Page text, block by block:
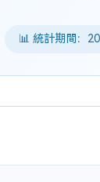
📊 統計期間：